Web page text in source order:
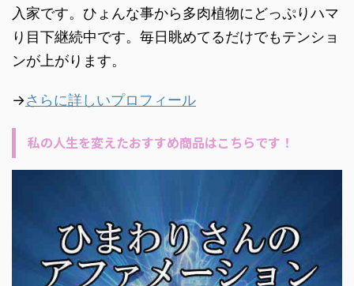
入家です。ひょんな事から多肉植物にどっぷりハマ
り目下継続中です。毎日眺めてるだけでもテンショ
ンが上がります。
→さらに詳しいプロフィール
私の人生を変えたおすすめ商品はこちらです！